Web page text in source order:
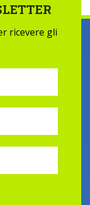
ricevere gli